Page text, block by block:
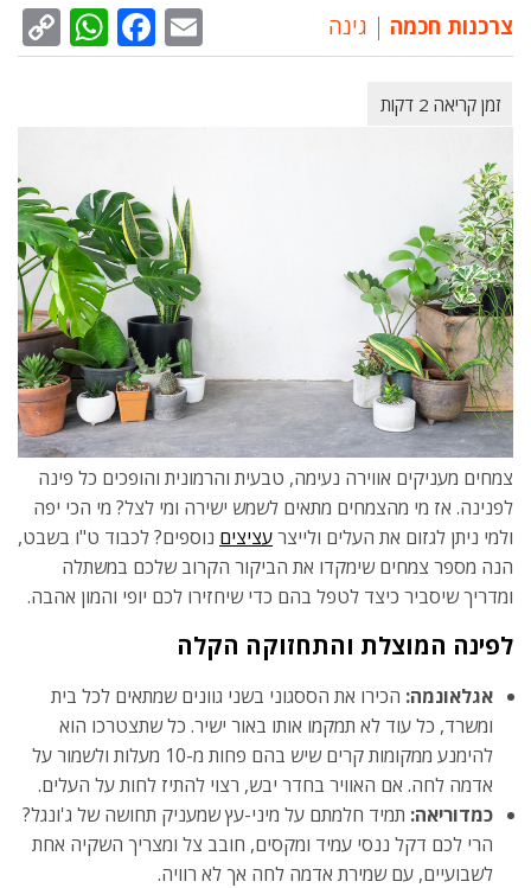
צרכנות חכמה גינה Email
צמחים מעניקים אווירה נעימה, טבעית והרמונית והופכים כל פינה
לפנינה. אז מי מהצמחים מתאים לשמש ישירה ומי לצל? מי הכי יפה
ולמי ניתן לגזום את העלים ולייצרעציצים נוספים? לכבוד ט"ו בשבט,
הנה מספר צמחים שימקדו את הביקור הקרוב שלכם במשתלה
ומדריך שיסביר כיצד לטפל בהם כדי שיחזירו לכם יופי והמון אהבה.
לפינה המוצלת והתחזוקה הקלה
אגלאונמה: הכירו את הססגוני בשני גוונים שמתאים לכל בית
ומשרד, כל עוד לא תמקמו אותו באור ישיר. כל שתצטרכו הוא
להימנע ממקומות קרים שיש בהם פחות מ-10 מעלות ולשמור על
אדמה לחה. אם האוויר בחדר יבש, רצוי להתיז לחות על העלים.
כמדוריאה: תמיד חלמתם על מיני-עץ שמעניק תחושה של ג'ונגל?
הרי לכם דקל ננסי עמיד ומקסים, חובב צל ומצריך השקיה אחת
לשבועיים, עם שמירת אדמה לחה אך לא רוויה.